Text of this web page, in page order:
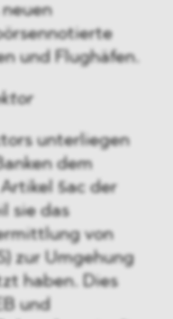
und Flughäfen.
unterliegen
dem
5ac der
sie das
von
zur Umgehung
haben. Dies
und